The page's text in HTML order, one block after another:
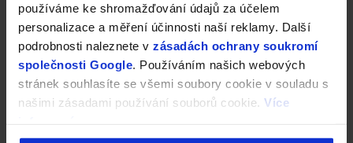
používáme ke shromažďování údajů za účelem
personalizace a měření účinnosti naší reklamy. Další
podrobnosti naleznete v zásadách ochrany soukromí
společnosti Google . Používáním našich webových
stránek souhlasíte se všemi soubory cookie v souladu s
našimi zásadami používání souborů cookie. Více